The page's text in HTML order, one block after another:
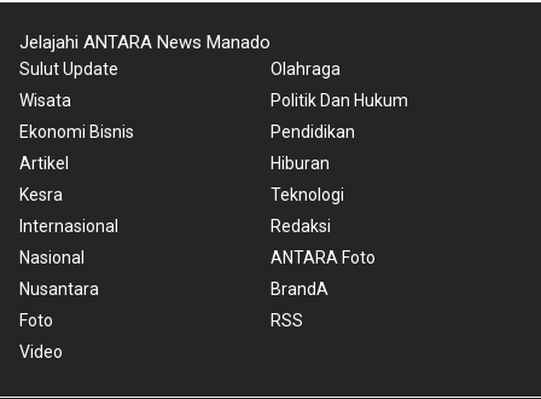
Jelajahi ANTARA News Manado
Sulut Update
Wisata
Ekonomi Bisnis
Artikel
Kesra
Internasional
Nasional
Nusantara
Foto
Video
Olahraga
Politik Dan Hukum
Pendidikan
Hiburan
Teknologi
Redaksi
ANTARA Foto
BrandA
RSS